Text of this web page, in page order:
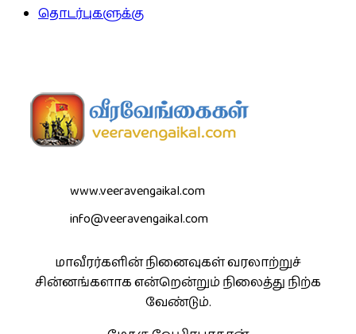
தொடர்புகளுக்கு
www.veeravengaikal.com
info@veeravengaikal.com
மாவீரர்களின் நினைவுகள் வரலாற்றுச்
சின்னங்களாக என்றென்றும் நிலைத்து நிற்க
வேண்டும்.